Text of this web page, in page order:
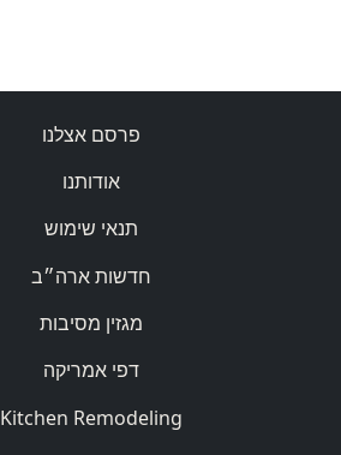
פרסם אצלנו
אודותנו
תנאי שימוש
חדשות ארה״ב
מגזין מסיבות
דפי אמריקה
Kitchen Remodeling